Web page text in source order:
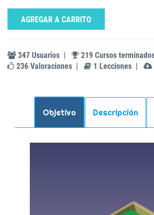
AGREGAR A CARRITO
347 Usuarios |
219 Cursos
236 Valoraciones | 1 Lecciones |
Objetivo Descripción